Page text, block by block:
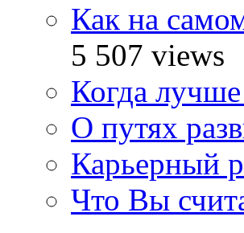
Как на
5 507 views
Когда лучше
О путях
Карьерный
Что Вы